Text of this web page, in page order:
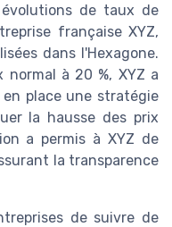
de taux de
française XYZ,
dans l'Hexagone.
à 20 %, XYZ a
place une stratégie
la hausse des prix
a permis à XYZ de
la transparence
de suivre de